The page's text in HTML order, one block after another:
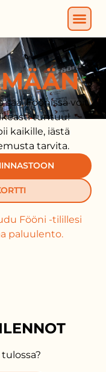
Föönissä voit
tuntuu!
kaikille, iästä
tarvita.
Fööni -tilillesi
paluulento.